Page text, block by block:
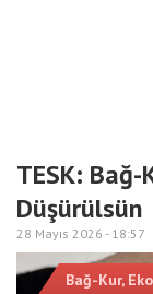
TESK: Bağ-
Düşürülsün
28 Mayıs 2026 - 18:57
Bağ-Kur,